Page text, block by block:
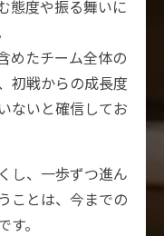
態度や振る舞いに
めたチーム全体の
初戦からの成長度
ないと確信してお
し、一歩ずつ進ん
ことは、今までの
。